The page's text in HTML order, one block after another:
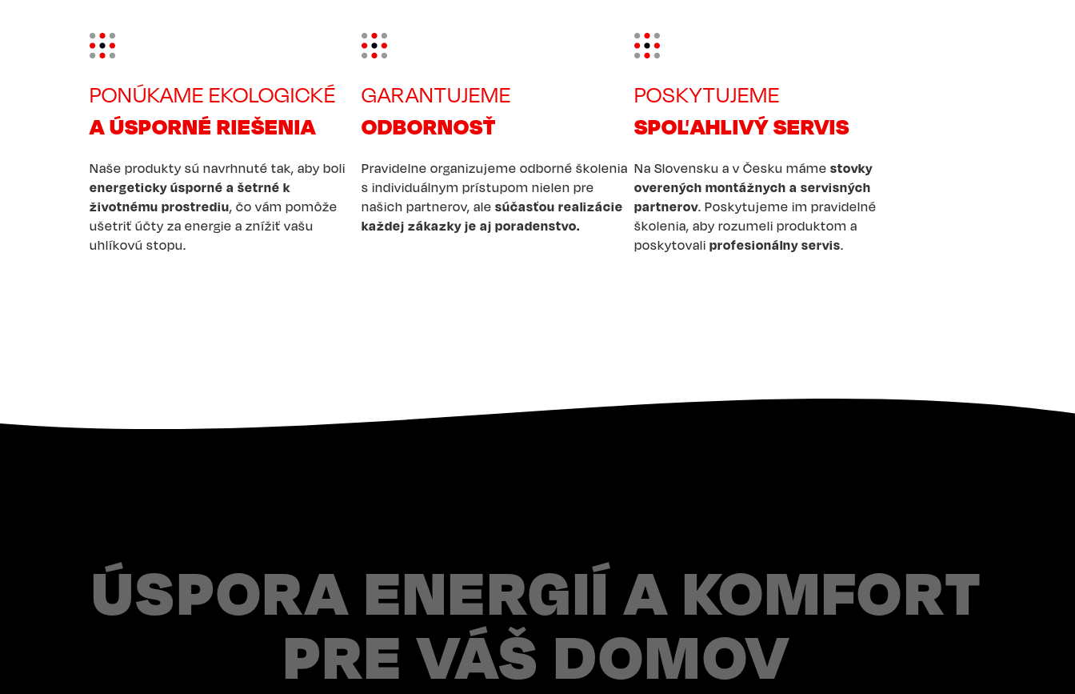
Image
PONÚKAME EKOLOGICKÉ
A ÚSPORNÉ RIEŠENIA
Naše produkty sú navrhnuté tak, aby boli
energeticky úsporné a šetrné k
životnému prostrediu, čo vám pomôže
ušetriť účty za energie a znížiť vašu
uhlíkovú stopu.
Image
GARANTUJEME
ODBORNOSŤ
Pravidelne organizujeme odborné školenia
s individuálnym prístupom nielen pre
našich partnerov, alesúčasťou realizácie
každej zákazky je aj poradenstvo.
Image
POSKYTUJEME
SPOĽAHLIVÝ SERVIS
Na Slovensku a v Česku máme stovky
overených montážnych a servisných
partnerov. Poskytujeme im pravidelné
školenia, aby rozumeli produktom a
poskytovali profesionálny servis.
ÚSPORA ENERGIÍ A KOMFORT
PRE VÁŠ DOMOV